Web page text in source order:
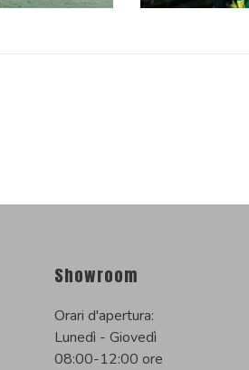
Showroom
Orari d'apertura:
Lunedì - Giovedì
08:00-12:00 ore